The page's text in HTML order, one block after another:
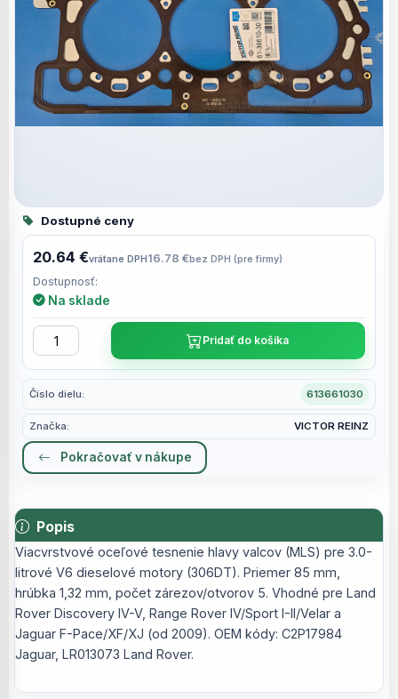
Číslo dielu: 613661030
Značka: VICTOR REINZ
Dostupné ceny
20.64 €vrátane DPH16.78 €bez DPH (pre firmy)
Dostupnosť:
Na sklade
Pridať do košíka
Pokračovať v nákupe
Popis
Viacvrstvové oceľové tesnenie hlavy valcov (MLS) pre 3.0-
litrové V6 dieselové motory (306DT). Priemer 85 mm,
hrúbka 1,32 mm, počet zárezov/otvorov 5. Vhodné pre Land
Rover Discovery IV-V, Range Rover IV/Sport I-II/Velar a
Jaguar F-Pace/XF/XJ (od 2009). OEM kódy: C2P17984
Jaguar, LR013073 Land Rover.